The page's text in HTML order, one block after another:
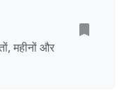
महीनों और